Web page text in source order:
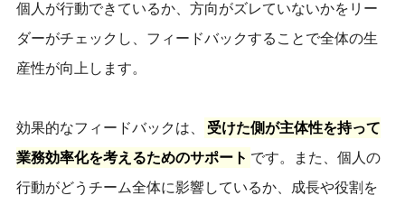
個人が行動できているか、方向がズレていないかをリー
ダーがチェックし、フィードバックすることで全体の生
産性が向上します。
効果的なフィードバックは、
受けた側が主体性を持って
業務効率化を考えるためのサポート です。また、個人の
行動がどうチーム全体に影響しているか、成長や役割を